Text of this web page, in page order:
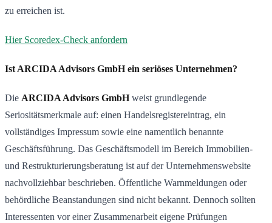
zu erreichen ist.
Hier Scoredex-Check anfordern
Ist ARCIDA Advisors GmbH ein seriöses Unternehmen?
Die ARCIDA Advisors GmbHweist grundlegende
Seriositätsmerkmale auf: einen Handelsregistereintrag, ein
vollständiges Impressum sowie eine namentlich benannte
Geschäftsführung. Das Geschäftsmodell im Bereich Immobilien-
und Restrukturierungsberatung ist auf der Unternehmenswebsite
nachvollziehbar beschrieben. Öffentliche Warnmeldungen oder
behördliche Beanstandungen sind nicht bekannt. Dennoch sollten
Interessenten vor einer Zusammenarbeit eigene Prüfungen